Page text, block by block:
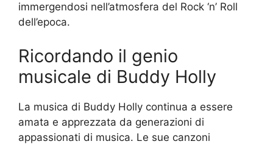
immergendosi nell’atmosfera del Rock ‘n’ Roll
dell’epoca.
Ricordando il genio
musicale di Buddy Holly
La musica di Buddy Holly continua a essere
amata e apprezzata da generazioni di
appassionati di musica. Le sue canzoni